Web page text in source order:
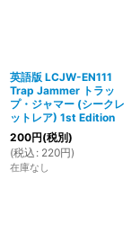
英語版 LCJW-EN111
Trap Jammer トラッ
プ・ジャマー (シークレ
ットレア) 1st Edition
200円(税別)
(税込 : 220円)
在庫なし